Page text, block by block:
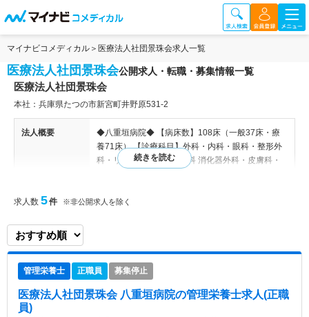
マイナビコメディカル 医療法人社団景珠会求人一覧
医療法人社団景珠会公開求人・転職・募集情報一覧
医療法人社団景珠会
本社：兵庫県たつの市新宮町井野原531-2
法人概要
◆八重垣病院◆ 【病床数】108床（一般37床・療
養71床） 【診療科目】外科・内科・眼科・整形外
科・リハビリテーション科 消化器外科・皮膚科・
路市・佐用町 ◆介護老人保健施設ジュネスしんぐ
特色
兵庫県の地域医療を支える基幹病院として事業を展
充実した医療設備を活用して地域住民の健康に寄与
求人数 5件 ※非公開求人を除く
管理栄養士 正職員 募集停止
医療法人社団景珠会 八重垣病院の管理栄養士求人(正職
員)